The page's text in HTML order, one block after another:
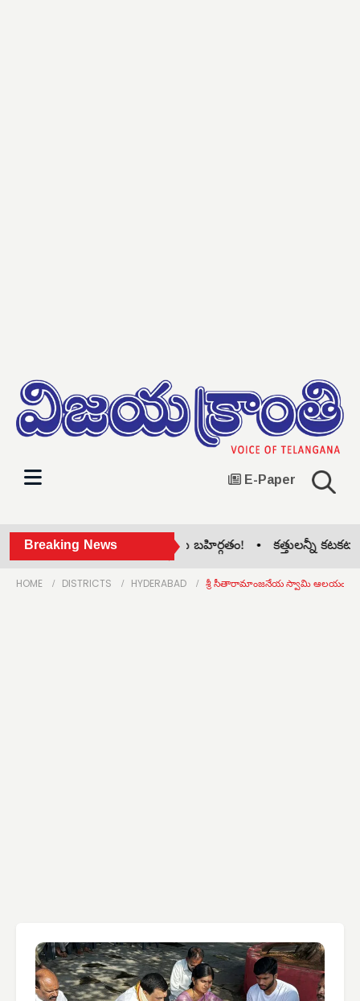
E-Paper
Breaking News
జిల్లా కాంగ్రెస్‌లో గ్రూప్ పోరు బహిర్గతం! • కత్తులన్నీ
HOME DISTRICTS HYDERABAD శ్రీ సీతారామాంజనేయ స్వామి ఆలయంలో